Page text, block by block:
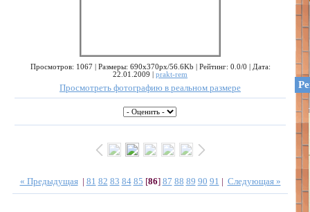
Просмотров: 1067 | Размеры: 690x370px/56.6Kb | Рейтинг: 0.0/0 | Дата:
22.01.2009 | prakt-rem
Просмотреть фотографию в реальном размере
« Предыдущая| 81 82 83 84 85 [86] 87 88 89 90 91 | Следующая »